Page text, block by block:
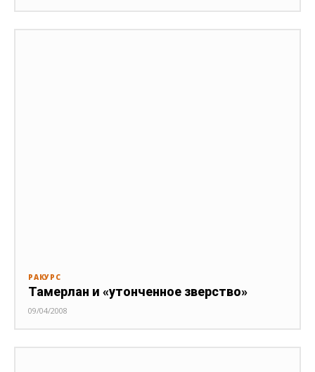
РАКУРС
Тамерлан и «утонченное зверство»
09/04/2008